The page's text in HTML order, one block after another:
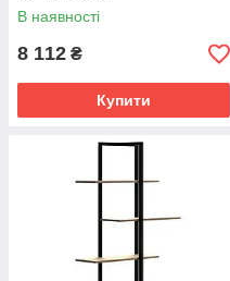
В наявності
8 112 ₴
Купити